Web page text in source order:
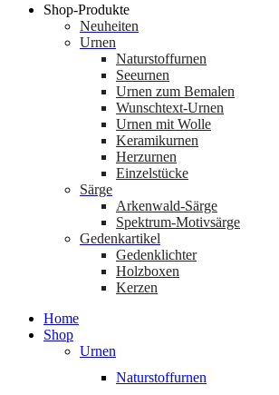
Shop-Produkte
Neuheiten
Urnen
Naturstoffurnen
Seeurnen
Urnen zum Bemalen
Wunschtext-Urnen
Urnen mit Wolle
Keramikurnen
Herzurnen
Einzelstücke
Särge
Arkenwald-Särge
Spektrum-Motivsärge
Gedenkartikel
Gedenklichter
Holzboxen
Kerzen
Home
Shop
Urnen
Naturstoffurnen